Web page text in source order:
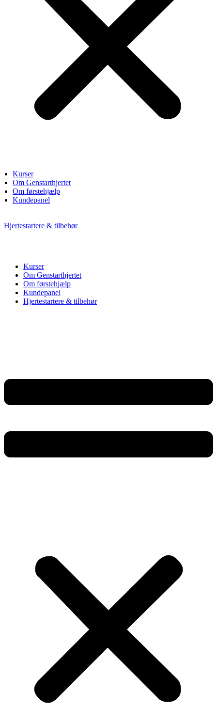
Kurser
Om Genstarthjertet
Om førstehjælp
Kundepanel
Hjertestartere & tilbehør
Kurser
Om Genstarthjertet
Om førstehjælp
Kundepanel
Hjertestartere & tilbehør